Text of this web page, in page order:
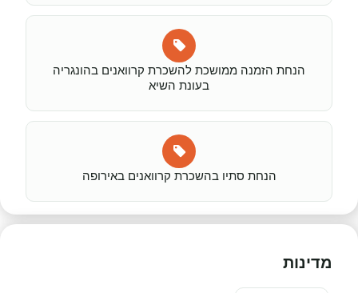
הנחת הזמנה ממושכת להשכרת קרוואנים בהונגריה
בעונת השיא
הנחת סתיו בהשכרת קרוואנים באירופה
מדינות